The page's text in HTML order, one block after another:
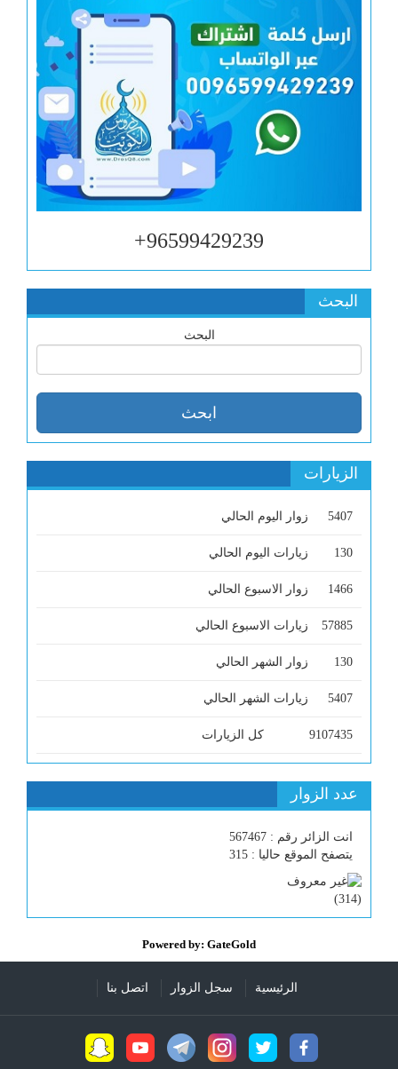
96599429239+
البحث
البحث
الزيارات
5407 زوار اليوم الحالي
130 زيارات اليوم الحالي
1466 زوار الاسبوع الحالي
57885 زيارات الاسبوع الحالي
130 زوار الشهر الحالي
5407 زيارات الشهر الحالي
9107435 كل الزيارات
عدد الزوار
انت الزائر رقم : 567467
يتصفح الموقع حاليا : 315
(
314
)
Powered by: GateGold
الرئيسية سجل الزوار اتصل بنا